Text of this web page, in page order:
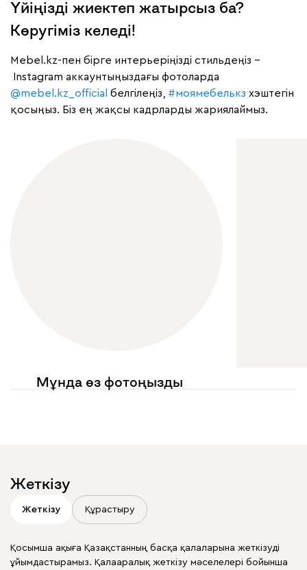
Үйіңізді жиектеп жатырсыз ба?
Көругіміз келеді!
Mebel.kz-пен бірге интерьеріңізді стильдеңіз –
Instagram аккаунтыңыздағы фотоларда
@mebel.kz_official белгілеңіз, #моямебелькз хэштегін
қосыңыз. Біз ең жақсы кадрларды жариялаймыз.
Мұнда өз фотоңызды
Жеткізу
Жеткізу Құрастыру
Қосымша ақыға Қазақстанның басқа қалаларына жеткізуді
ұйымдастырамыз. Қалааралық жеткізу мәселелері бойынша